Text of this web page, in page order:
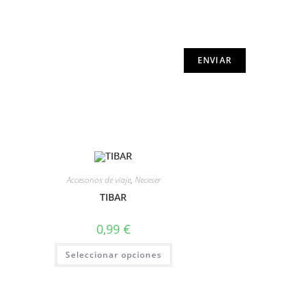
Accesorios de viaje, Neceser
TIBAR
0,99 €
Seleccionar opciones